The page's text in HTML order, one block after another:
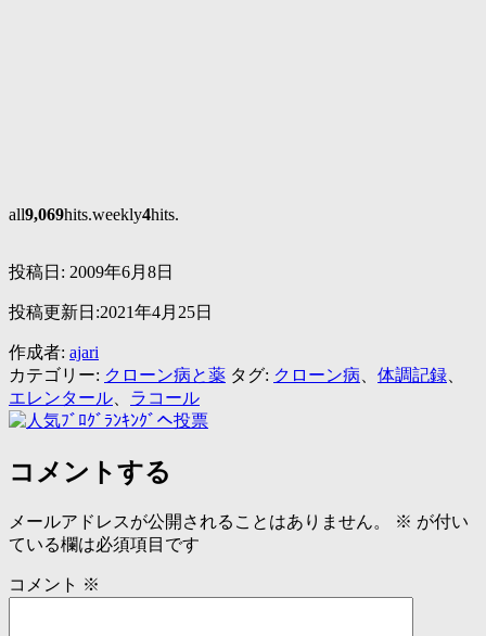
all9,069hits.weekly4hits.
投稿日: 2009年6月8日
投稿更新日:2021年4月25日
作成者: ajari
カテゴリー: クローン病と薬 タグ: クローン病 体調記録
エレンタール
ラコール
コメントする
メールアドレスが公開されることはありません。 ※ が付い
ている欄は必須項目です
コメント ※